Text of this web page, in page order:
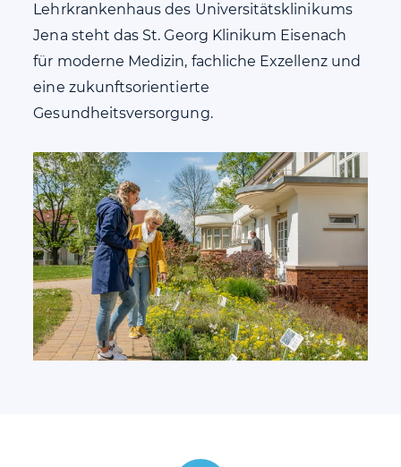
Lehrkrankenhaus des Universitätsklinikums
Jena steht das St. Georg Klinikum Eisenach
für moderne Medizin, fachliche Exzellenz und
eine zukunftsorientierte
Gesundheitsversorgung.